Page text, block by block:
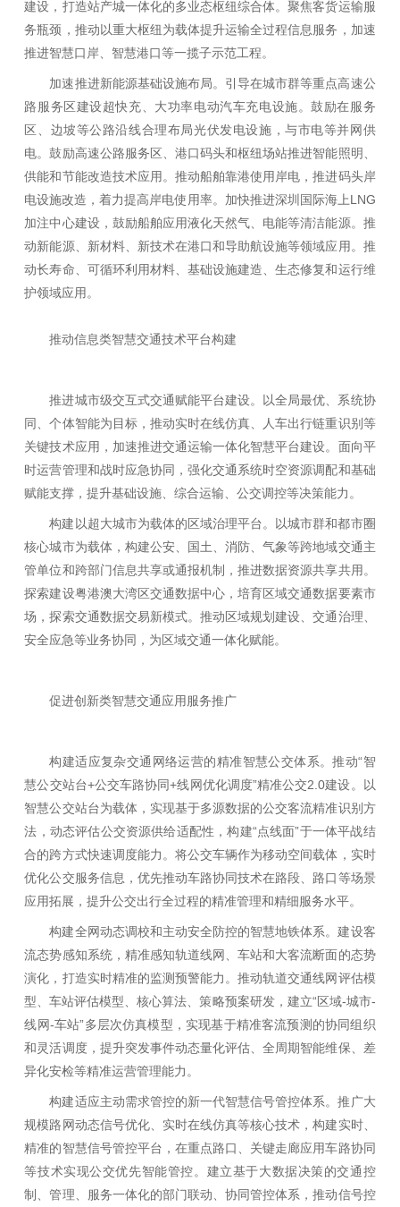
建设，打造站产城一体化的多业态枢纽综合体。聚焦客货运输服
务瓶颈，推动以重大枢纽为载体提升运输全过程信息服务，加速
推进智慧口岸、智慧港口等一揽子示范工程。
加速推进新能源基础设施布局。引导在城市群等重点高速公
路服务区建设超快充、大功率电动汽车充电设施。鼓励在服务
区、边坡等公路沿线合理布局光伏发电设施，与市电等并网供
电。鼓励高速公路服务区、港口码头和枢纽场站推进智能照明、
供能和节能改造技术应用。推动船舶靠港使用岸电，推进码头岸
电设施改造，着力提高岸电使用率。加快推进深圳国际海上LNG
加注中心建设，鼓励船舶应用液化天然气、电能等清洁能源。推
动新能源、新材料、新技术在港口和导助航设施等领域应用。推
动长寿命、可循环利用材料、基础设施建造、生态修复和运行维
护领域应用。
推动信息类智慧交通技术平台构建
推进城市级交互式交通赋能平台建设。以全局最优、系统协
同、个体智能为目标，推动实时在线仿真、人车出行链重识别等
关键技术应用，加速推进交通运输一体化智慧平台建设。面向平
时运营管理和战时应急协同，强化交通系统时空资源调配和基础
赋能支撑，提升基础设施、综合运输、公交调控等决策能力。
构建以超大城市为载体的区域治理平台。以城市群和都市圈
核心城市为载体，构建公安、国土、消防、气象等跨地域交通主
管单位和跨部门信息共享或通报机制，推进数据资源共享共用。
探索建设粤港澳大湾区交通数据中心，培育区域交通数据要素市
场，探索交通数据交易新模式。推动区域规划建设、交通治理、
安全应急等业务协同，为区域交通一体化赋能。
促进创新类智慧交通应用服务推广
构建适应复杂交通网络运营的精准智慧公交体系。推动“智
慧公交站台+公交车路协同+线网优化调度”精准公交2.0建设。以
智慧公交站台为载体，实现基于多源数据的公交客流精准识别方
法，动态评估公交资源供给适配性，构建“点线面”于一体平战结
合的跨方式快速调度能力。将公交车辆作为移动空间载体，实时
优化公交服务信息，优先推动车路协同技术在路段、路口等场景
应用拓展，提升公交出行全过程的精准管理和精细服务水平。
构建全网动态调校和主动安全防控的智慧地铁体系。建设客
流态势感知系统，精准感知轨道线网、车站和大客流断面的态势
演化，打造实时精准的监测预警能力。推动轨道交通线网评估模
型、车站评估模型、核心算法、策略预案研发，建立“区域-城市-
线网-车站”多层次仿真模型，实现基于精准客流预测的协同组织
和灵活调度，提升突发事件动态量化评估、全周期智能维保、差
异化安检等精准运营管理能力。
构建适应主动需求管控的新一代智慧信号管控体系。推广大
规模路网动态信号优化、实时在线仿真等核心技术，构建实时、
精准的智慧信号管控平台，在重点路口、关键走廊应用车路协同
等技术实现公交优先智能管控。建立基于大数据决策的交通控
制、管理、服务一体化的部门联动、协同管控体系，推动信号控